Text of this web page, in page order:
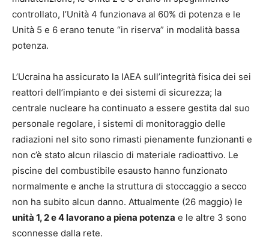
controllato, l’Unità 4 funzionava al 60% di potenza e le
Unità 5 e 6 erano tenute “in riserva” in modalità bassa
potenza.
L’Ucraina ha assicurato la IAEA sull’integrità fisica dei sei
reattori dell’impianto e dei sistemi di sicurezza; la
centrale nucleare ha continuato a essere gestita dal suo
personale regolare, i sistemi di monitoraggio delle
radiazioni nel sito sono rimasti pienamente funzionanti e
non c’è stato alcun rilascio di materiale radioattivo. Le
piscine del combustibile esausto hanno funzionato
normalmente e anche la struttura di stoccaggio a secco
non ha subito alcun danno. Attualmente (26 maggio) le
unità 1, 2 e 4 lavorano a piena potenza e le altre 3 sono
sconnesse dalla rete.